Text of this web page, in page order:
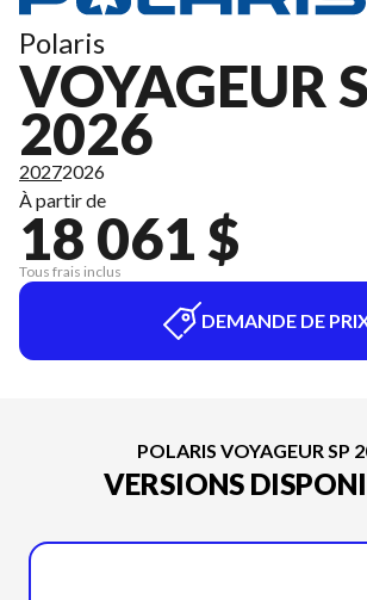
Polaris
VOYAGEUR
2026
20272026
À partir de
18 061 $
Tous frais inclus
DEMANDE DE
POLARIS VOYAGEUR SP
VERSIONS